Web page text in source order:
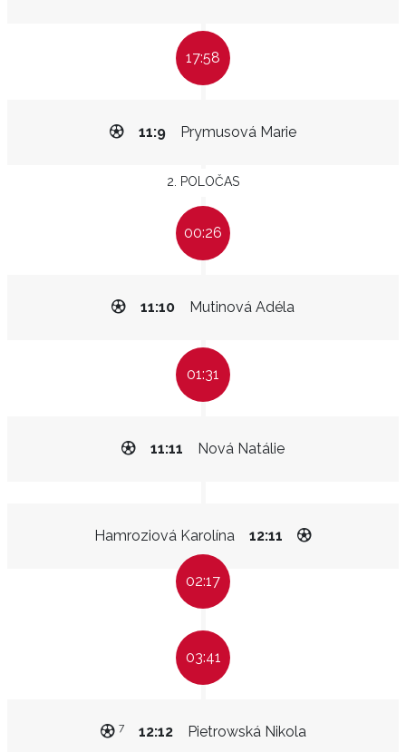
17:58
Prymusová Marie
11:9
2. POLOČAS
00:26
Mutinová Adéla
11:10
01:31
Nová Natálie
11:11
Hamroziová Karolína 12:11
02:17
03:41
Pietrowská Nikola
12:12
7